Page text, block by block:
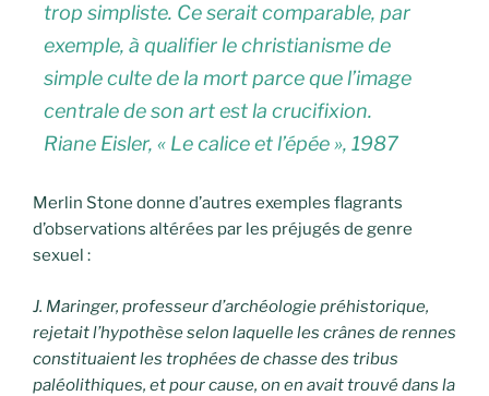
trop simpliste. Ce serait comparable, par
exemple, à qualifier le christianisme de
simple culte de la mort parce que l’image
centrale de son art est la crucifixion.
Riane Eisler, « Le calice et l’épée », 1987
Merlin Stone donne d’autres exemples flagrants
d’observations altérées par les préjugés de genre
sexuel :
J. Maringer, professeur d’archéologie préhistorique,
rejetait l’hypothèse selon laquelle les crânes de rennes
constituaient les trophées de chasse des tribus
paléolithiques, et pour cause, on en avait trouvé dans la